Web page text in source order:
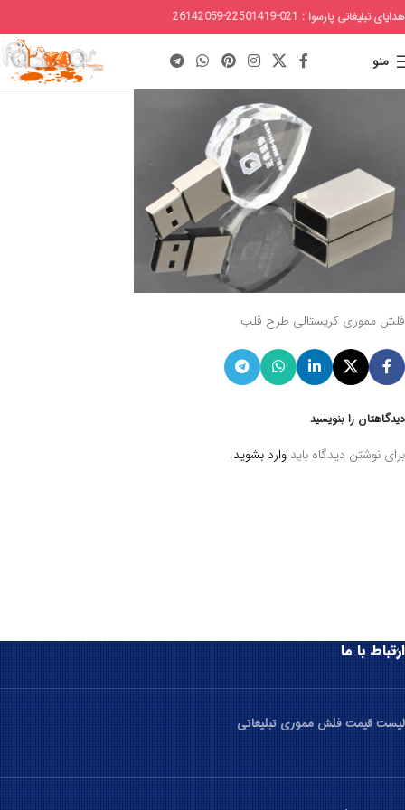
هدایای تبلیغاتی پارسوا : 021-22501419-26142059
منو
فلش مموری کریستالی طرح قلب
دیدگاهتان را بنویسید
برای نوشتن دیدگاه باید وارد بشوید.
ارتباط با ما
لیست قیمت فلش مموری تبلیغاتی